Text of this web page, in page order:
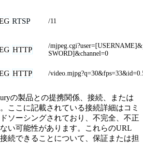
RTSP /11
HTTP
/
SWORD]&channel=0
HTTP /
の製品との提携関係、接続、または
ここに記載されている接続詳細はコミ
ソーシングされており、不完全、不正
い可能性があります。これらのURL
続できることについて、保証または担